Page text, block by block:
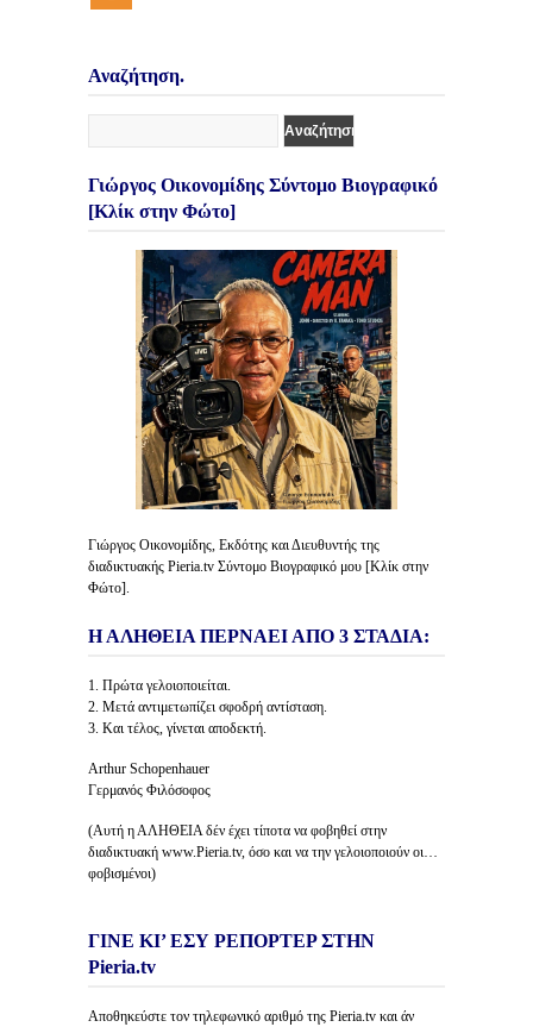
Αναζήτηση.
Γιώργος Οικονομίδης Σύντομο Βιογραφικό
[Κλίκ στην Φώτο]
Γιώργος Οικονομίδης, Εκδότης και Διευθυντής της
διαδικτυακής Pieria.tv Σύντομο Βιογραφικό μου [Κλίκ στην
Φώτο].
Η ΑΛΗΘΕΙΑ ΠΕΡΝΑΕΙ ΑΠΟ 3 ΣΤΑΔΙΑ:
1. Πρώτα γελοιοποιείται.
2. Μετά αντιμετωπίζει σφοδρή αντίσταση.
3. Και τέλος, γίνεται αποδεκτή.
Arthur Schopenhauer
Γερμανός Φιλόσοφος
(Αυτή η ΑΛΗΘΕΙΑ δέν έχει τίποτα να φοβηθεί στην
διαδικτυακή www.Pieria.tv, όσο και να την γελοιοποιούν οι…
φοβισμένοι)
ΓΙΝΕ ΚΙ’ ΕΣΥ ΡΕΠΟΡΤΕΡ ΣΤΗΝ
Pieria.tv
Αποθηκεύστε τον τηλεφωνικό αριθμό της Pieria.tv και άν